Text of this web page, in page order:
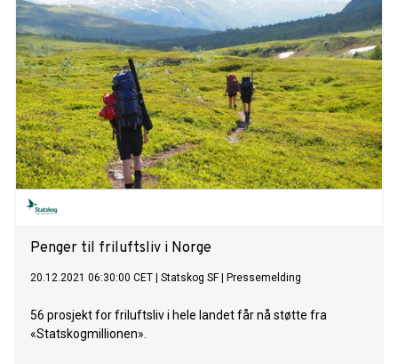
Penger til friluftsliv i Norge
20.12.2021 06:30:00 CET Statskog SF| Pressemelding
56 prosjekt for friluftsliv i hele landet får nå støtte fra
«Statskogmillionen».